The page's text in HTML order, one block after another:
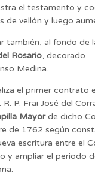
el testamento y
vellón y luego
también, al fondo de
Rosario, decorado
Medina.
el primer contrato
P. Frai José del
Mayorde dicho
de 1762 según
escritura entre el
ampliar el periodo